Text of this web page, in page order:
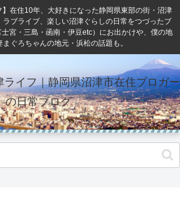
】在住10年、大好きになった静岡県東部の街・沼津
ブライブ、楽しい沼津ぐらしの日常をつづったブ
宮・三島・函南・伊豆etc）にお出かけや、僕の地
ぐろちゃんの地元・浜松の話題も。
ライフ｜静岡県沼津市在住ブロガー
の日常ブログ